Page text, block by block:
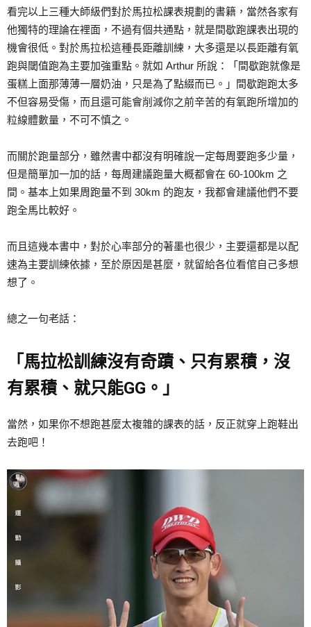
看完以上三種大師級們對於馬拉松課表規劃的書籍，當然各家有
他獨特的理論在裡面，不過有個共通點，就是間歇跑課表出現的
機會很低。對於馬拉松這種長距離訓練，大多還是以長距離有氧
跑與閾值跑為主要加強重點。就如 Arthur 所說：「間歇跑就像是
蛋糕上面那薄薄一層奶油，只是為了點綴而已。」間歇跑跑太多
不但容易受傷，而且還可能會削減你之前辛苦的有氧跑所增加的
粒線體數量，不可不慎之。
而關於跑量部分，雖然書中都沒有明確說一定每周要跑多少量，
但是簡單加一加的話，每周建議跑量大概都會在 60-100km 之
間。基本上如果周跑量不到 30km 的跑友，我都會建議他們不要
跑全馬比較好。
而且這幾本書中，對於心率部分的著墨也很少，主要還都是以配
速為主要訓練依據，至於原因是甚麼，就留給各位看倌自己多想
想了。
總之一句老話：
「馬拉松訓練沒有奇蹟、只有累積，沒
有累積、就只能GG。」
當然，如果你不想跑甚麼太複雜的課表的話，反正就穿上跑鞋出
去跑吧！